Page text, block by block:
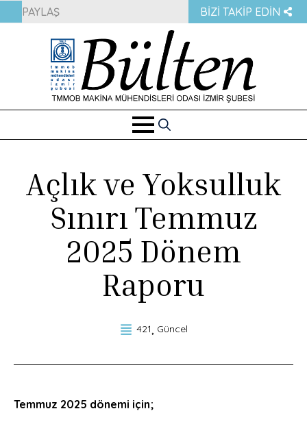
PAYLAŞ BIZI TAKIP EDIN
Search
Açlık ve Yoksulluk
Sınırı Temmuz
2025 Dönem
Raporu
421 Güncel
Temmuz 2025 dönemi için;